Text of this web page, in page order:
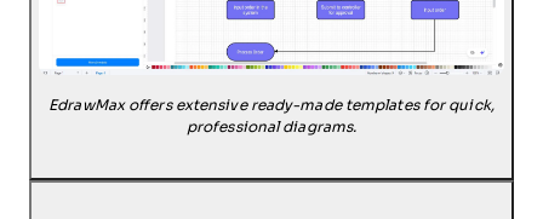
EdrawMax offers extensive ready-made templates for quick,
professional diagrams.